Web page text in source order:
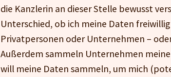
die Kanzlerin an dieser Stelle bewusst
Unterschied, ob ich meine Daten
Privatpersonen oder Unternehmen –
Außerdem sammeln Unternehmen
will meine Daten sammeln, um mich